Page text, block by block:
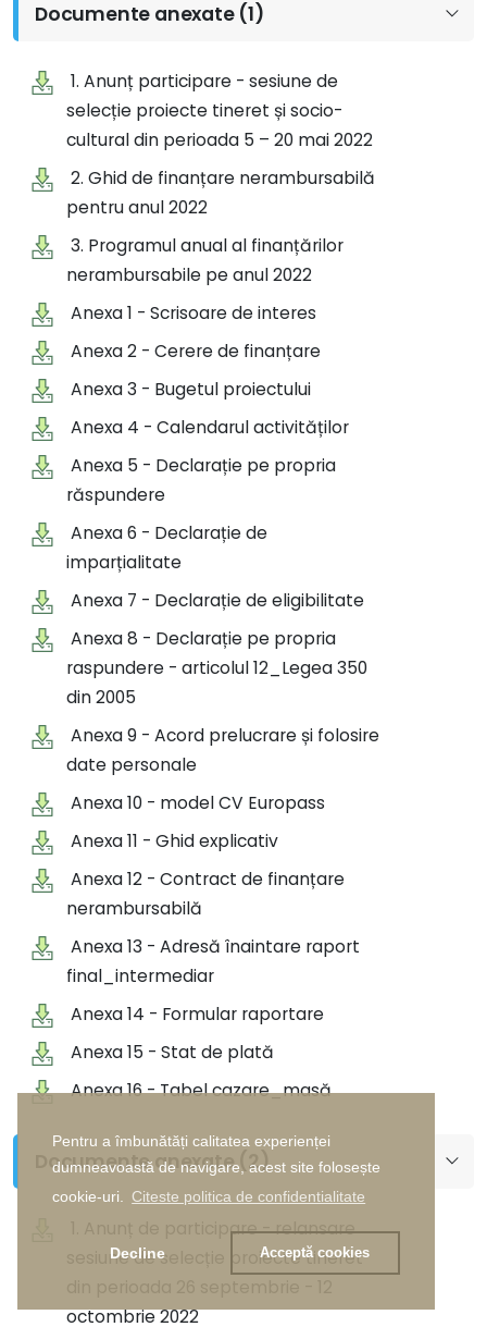
Pentru a îmbunătăți calitatea experienței
dumneavoastă de navigare, acest site folosește
cookie-uri. Citeste politica de confidentialitate
Decline Acceptă cookies
Documente anexate (1)
1. Anunț participare - sesiune de
selecție proiecte tineret și socio-
cultural din perioada 5 – 20 mai 2022
2. Ghid de finanțare nerambursabilă
pentru anul 2022
3. Programul anual al finanțărilor
nerambursabile pe anul 2022
Anexa 1 - Scrisoare de interes
Anexa 2 - Cerere de finanțare
Anexa 3 - Bugetul proiectului
Anexa 4 - Calendarul activităților
Anexa 5 - Declarație pe propria
răspundere
Anexa 6 - Declarație de
imparțialitate
Anexa 7 - Declarație de eligibilitate
Anexa 8 - Declarație pe propria
raspundere - articolul 12_Legea 350
din 2005
Anexa 9 - Acord prelucrare și folosire
date personale
Anexa 10 - model CV Europass
Anexa 11 - Ghid explicativ
Anexa 12 - Contract de finanțare
nerambursabilă
Anexa 13 - Adresă înaintare raport
final_intermediar
Anexa 14 - Formular raportare
Anexa 15 - Stat de plată
Anexa 16 - Tabel cazare_masă
Documente anexate (2)
1. Anunț de participare - relansare
sesiune de selecție proiecte tineret
octombrie 2022